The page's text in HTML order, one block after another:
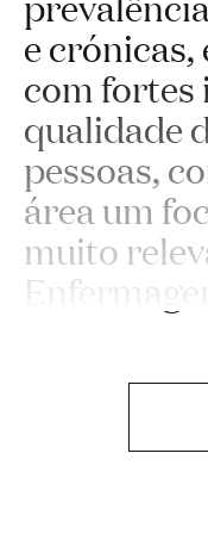
e crónicas,
com fortes
qualidade
pessoas,
área um
muito